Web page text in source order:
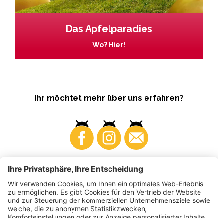
Das Apfelparadies
Wo? Hier!
Ihr möchtet mehr über uns erfahren?
Business Produzenten